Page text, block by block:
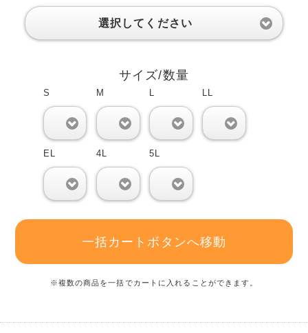
選択してください
サイズ/数量
S M L LL
EL 4L 5L
一括カートボタンへ移動
※複数の商品を一括でカートに入れることができます。